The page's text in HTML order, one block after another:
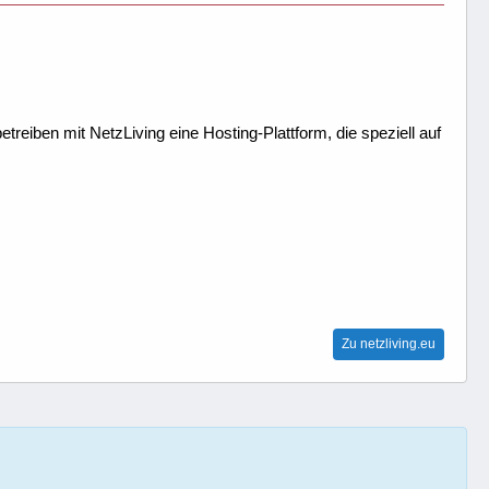
mit NetzLiving eine Hosting-Plattform, die speziell auf
Zu netzliving.eu